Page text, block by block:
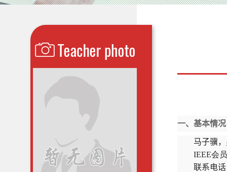
一、基本情况
马子骥
IEEE会
联系电